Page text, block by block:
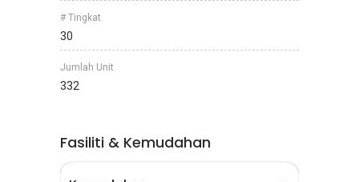
# Tingkat
30
Jumlah Unit
332
Fasiliti & Kemudahan